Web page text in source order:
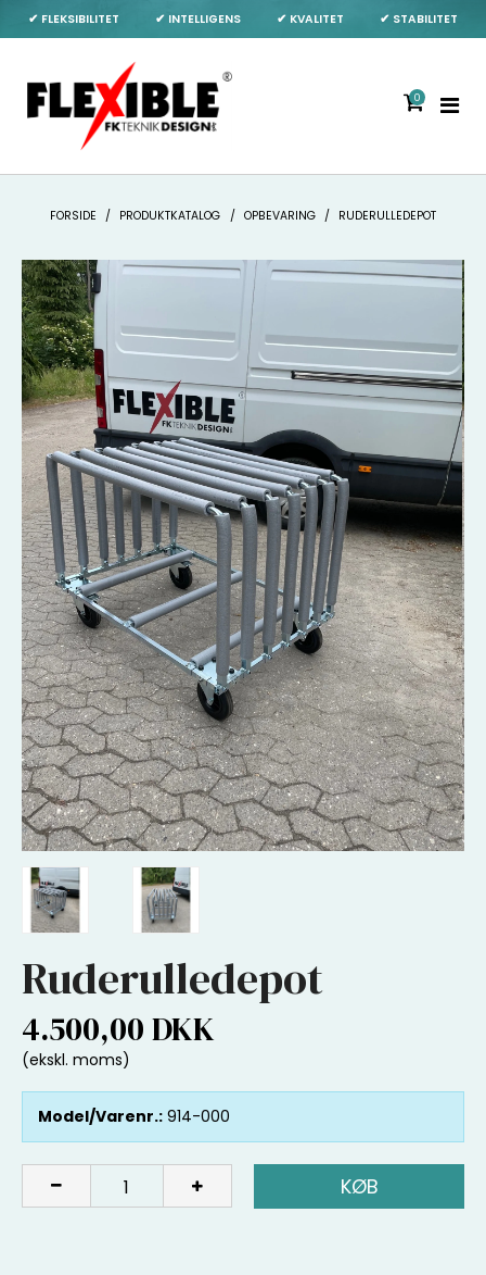
✔ FLEKSIBILITET ✔ INTELLIGENS ✔ KVALITET ✔ STABILITET
0
FORSIDE / PRODUKTKATALOG / OPBEVARING / RUDERULLEDEPOT
Ruderulledepot
4.500,00 DKK
(ekskl. moms)
Model/Varenr.: 914-000
KØB